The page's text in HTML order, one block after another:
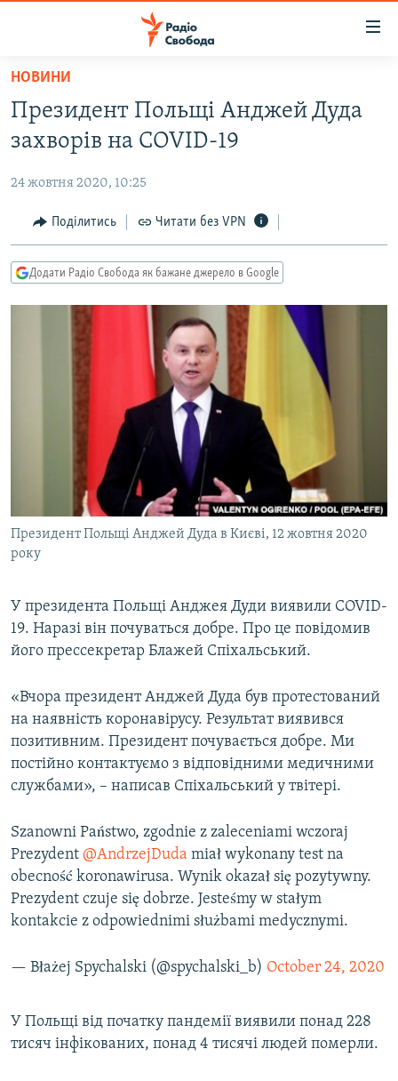
Перейти
основного
матеріалу
до
навігації
Перейти
до
ВСЕ ЗА ДОБУ
ПОЛІТИКА
ЕКОНОМІКА
КУЛЬТУРА
ВІЙНА
РОСІЙСЬКА «ФІЛЬТРАЦІЯ»
КРИМ.РЕАЛІЇ
КИТАЙ.ВИКЛИКИ
СПЕЦПРОЄКТИ
ПОДКАСТИ
КРИМ РЕАЛІЇ
УКР
КТАТ
ДОЛУЧАЙСЯ!
НОВИНИ
Президент Польщі Анджей Дуда
захворів на COVID-19
24 жовтня 2020, 10:25
Поділитись Читати без VPN
Додати Радіо Свобода як бажане джерело в Google
Президент Польщі Анджей Дуда в Києві, 12 жовтня 2020
року
У президента Польщі Анджея Дуди виявили COVID-
19. Наразі він почуваться добре. Про це повідомив
його прессекретар Блажей Спіхальський.
«Вчора президент Анджей Дуда був протестований
на наявність коронавірусу. Результат виявився
позитивним. Президент почувається добре. Ми
постійно контактуємо з відповідними медичними
службами», – написав Спіхальський у твітері.
Szanowni Państwo, zgodnie z zaleceniami wczoraj
Prezydent @AndrzejDuda miał wykonany test na
obecność koronawirusa. Wynik okazał się pozytywny.
Prezydent czuje się dobrze. Jesteśmy w stałym
kontakcie z odpowiednimi służbami medycznymi.
— Błażej Spychalski (@spychalski_b) October 24, 2020
У Польщі від початку пандемії виявили понад 228
тисяч інфікованих, понад 4 тисячі людей померли.